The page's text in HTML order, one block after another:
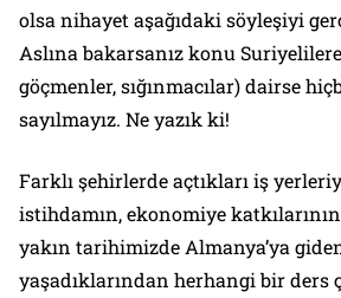
olsa nihayet aşağıdaki söyleşiyi
Aslına bakarsanız konu
göçmenler, sığınmacılar) dairse
sayılmayız. Ne yazık ki!
Farklı şehirlerde açtıkları iş
istihdamın, ekonomiye
yakın tarihimizde Almanya’ya
yaşadıklarından herhangi bir ders